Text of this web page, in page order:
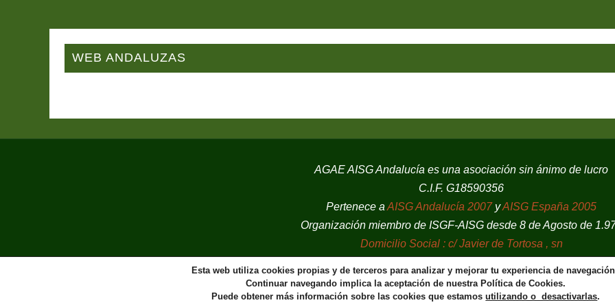
WEB ANDALUZAS
AGAE AISG Andalucía es una asociación sin ánimo de lucro
C.I.F. G18590356
Pertenece a AISG Andalucía 2007 yAISG España 2005
Organización miembro de ISGF-AISG desde 8 de Agosto de
Domicilio Social : c/ Javier de Tortosa , sn
FUNCIONA CON PARABOLA &WORDPRESS.
Esta web utiliza cookies propias y de terceros para analizar y mejorar tu experiencia de
Continuar navegando implica la aceptación de nuestra Política de Cookies.
Puede obtener más información sobre las cookies que estamosutilizando o desactivarlas.